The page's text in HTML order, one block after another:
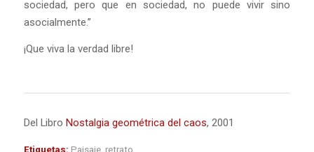
sociedad, pero que en sociedad, no puede vivir sino
asocialmente.”
¡Que viva la verdad libre!
Del Libro Nostalgia geométrica del caos, 2001
Etiquetas: Paisaje, retrato